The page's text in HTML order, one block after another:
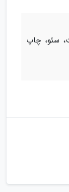
سئو، چاپ